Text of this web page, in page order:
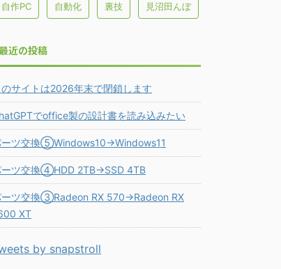
自作PC 自動化 裏技 見沼田んぼ
近の投稿
のサイトは2026年末で閉鎖します
でoffice製の設計書を読み込みたい
ーツ交換⑤Windows10→Windows11
ーツ交換④HDD 2TB→SSD 4TB
ーツ交換③Radeon RX 570→Radeon RX
XT
by snapstroll